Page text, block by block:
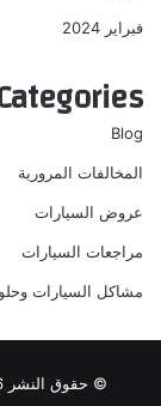
فبراير 2024
Blog
المخالفات المرورية
عروض السيارات
مراجعات السيارات
مشاكل السيارات
© حقوق النشر 2026، جميع الحقوق محفوظة |